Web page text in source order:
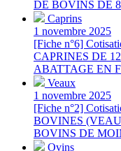
DE BOVINS DE
Caprins
1 novembre 2025
[Fiche n°6]
CAPRINES DE
ABATTAGE EN
Veaux
1 novembre 2025
[Fiche n°2]
BOVINES
BOVINS DE
Ovins